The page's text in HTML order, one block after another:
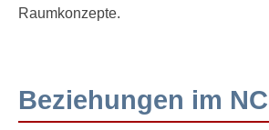
Raumkonzepte.
Beziehungen im